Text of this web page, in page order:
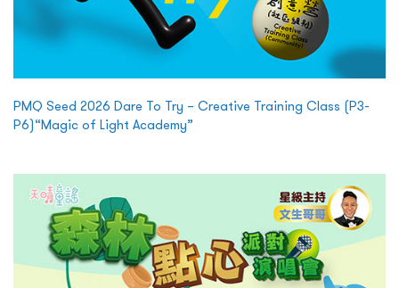
PMQ Seed 2026 Dare To Try – Creative Training Class (P3-
P6)“Magic of Light Academy”